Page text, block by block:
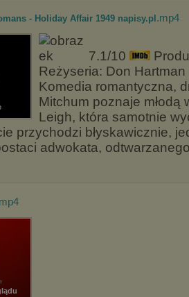
- Holiday Affair 1949 napisy.pl .mp4
7.1/10
Reżyseria: Don
Komedia romantyczna,
Mitchum poznaje młodą
Leigh, która samotnie
przychodzi błyskawicznie,
adwokata,